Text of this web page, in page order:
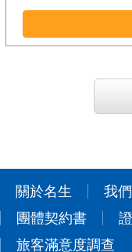
關於名生 我
團體契約書
旅客滿意度調查